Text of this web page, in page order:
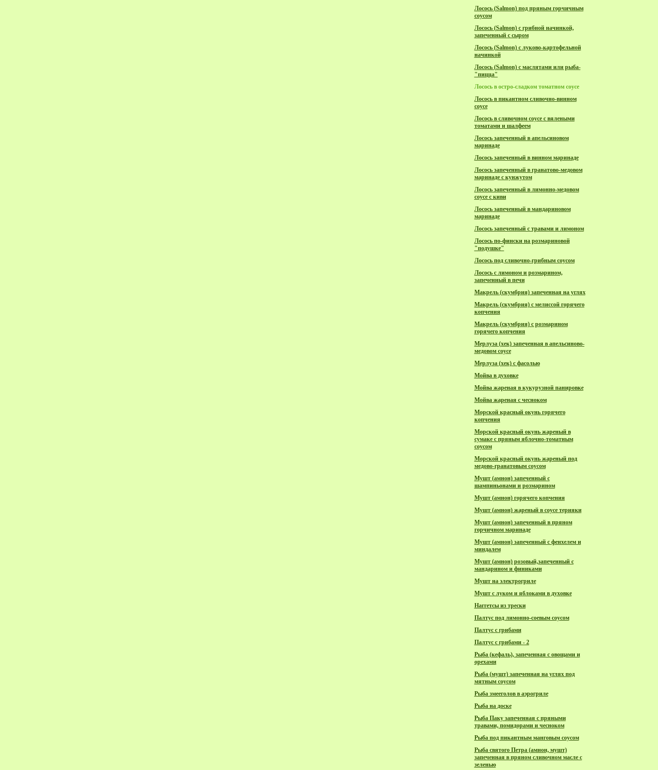
Лосось (Salmon) под пряным горчичным
соусом
Лосось (Salmon) с грибной начинкой,
запеченный с сыром
Лосось (Salmon) с луково-картофельной
начинкой
Лосось (Salmon) с маслятами или рыба-
"пицца"
Лосось в остро-сладком томатном соусе
Лосось в пикантном сливочно-винном
соусе
Лосось в сливочном соусе с вялеными
томатами и шалфеем
Лосось запеченный в апельсиновом
маринаде
Лосось запеченный в винном маринаде
Лосось запеченный в гранатово-медовом
маринаде с кунжутом
Лосось запеченный в лимонно-медовом
соусе с киви
Лосось запеченный в мандариновом
маринаде
Лосось запеченный с травами и лимоном
Лосось по-фински на розмариновой
"подушке"
Лосось под сливочно-грибным соусом
Лосось с лимоном и розмарином,
запеченный в печи
Макрель (скумбрия) запеченная на углях
Макрель (скумбрия) с мелиссой горячего
копчения
Макрель (скумбрия) с розмарином
горячего копчения
Мерлуза (хек) запеченная в апельсиново-
медовом соусе
Мерлуза (хек) с фасолью
Мойва в духовке
Мойва жареная в кукурузной панировке
Мойва жареная с чесноком
Морской красный окунь горячего
копчения
Морской красный окунь жареный в
сумаке с пряным яблочно-томатным
соусом
Морской красный окунь жареный под
медово-гранатовым соусом
Мушт (амнон) запеченный с
шампиньонами и розмарином
Мушт (амнон) горячего копчения
Мушт (амнон) жареный в соусе терияки
Мушт (амнон) запеченный в пряном
горчичном маринаде
Мушт (амнон) запеченный с фенхелем и
миндалем
Мушт (амнон) розовый,запеченный с
мандарином и финиками
Мушт на электрогриле
Мушт с луком и яблоками в духовке
Наггетсы из трески
Палтус под лимонно-соевым соусом
Палтус с грибами
Палтус с грибами - 2
Рыба (кефаль), запеченная с овощами и
орехами
Рыба (мушт) запеченная на углях под
мятным соусом
Рыба змееголов в аэрогриле
Рыба на доске
Рыба Паку запеченная с пряными
травами, помидорами и чесноком
Рыба под пикантным манговым соусом
Рыба святого Петра (амнон, мушт)
запеченная в пряном сливочном масле с
зеленью